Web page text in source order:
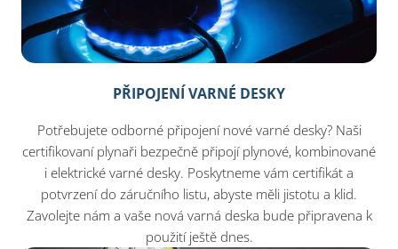
PŘIPOJENÍ VARNÉ DESKY
Potřebujete odborné připojení nové varné desky? Naši
certifikovaní plynaři bezpečně připojí plynové, kombinované
i elektrické varné desky. Poskytneme vám certifikát a
potvrzení do záručního listu, abyste měli jistotu a klid.
Zavolejte nám a vaše nová varná deska bude připravena k
použití ještě dnes.